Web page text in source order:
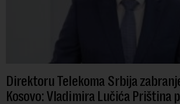
Direktoru Telekoma Srbija
Kosovo: Vladimira Lučića Priština